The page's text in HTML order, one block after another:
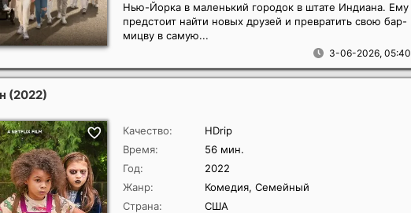
3-06-2026, 05:40
Нью-Йорка в маленький городок в штате Индиана. Ему
предстоит найти новых друзей и превратить свою бар-
мицву в самую...
(2022)
Качество:
HDrip
Время:
56 мин.
Год:
2022
Жанр:
Комедия, Семейный
Страна:
США